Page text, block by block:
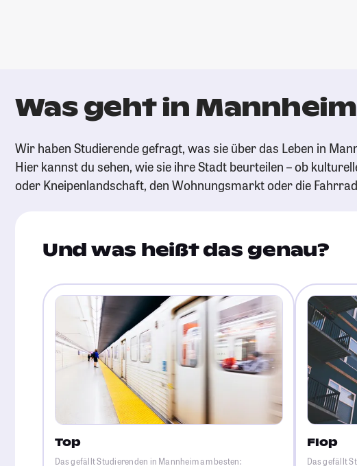
Was geht in
Wir haben Studierende gefragt, was sie über das Leben in
Hier kannst du sehen, wie sie ihre Stadt beurteilen – ob
oder Kneipenlandschaft, den Wohnungsmarkt oder die
Und was heißt das genau?
Top
Das gefällt Studierenden in Mannheim am besten:
Flop
Das gefällt